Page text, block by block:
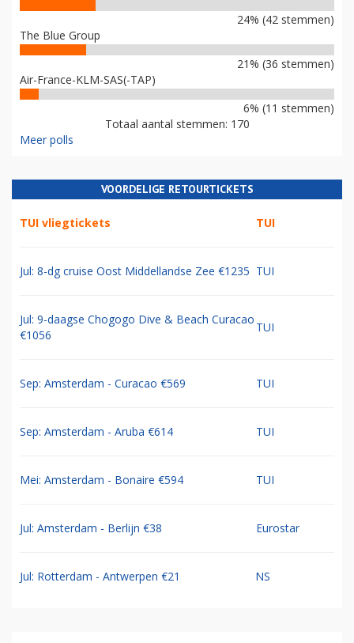
24% (42 stemmen)
The Blue Group
21% (36 stemmen)
Air-France-KLM-SAS(-TAP)
6% (11 stemmen)
Totaal aantal stemmen: 170
Meer polls
VOORDELIGE RETOURTICKETS
TUI vliegtickets TUI
Jul: 8-dg cruise Oost Middellandse Zee €1235 TUI
Jul: 9-daagse Chogogo Dive & Beach Curacao
€1056
TUI
Sep: Amsterdam - Curacao €569 TUI
Sep: Amsterdam - Aruba €614 TUI
Mei: Amsterdam - Bonaire €594 TUI
Jul: Amsterdam - Berlijn €38 Eurostar
Jul: Rotterdam - Antwerpen €21 NS